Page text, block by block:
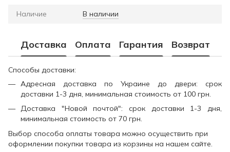
Наличие В наличии
Доставка Оплата Гарантия Возврат
Способы доставки:
Адресная доставка по Украине до двери: срок
доставки 1-3 дня, минимальная стоимость от 100 грн.
Доставка "Новой почтой": срок доставки 1-3 дня,
минимальная стоимость от 70 грн.
Выбор способа оплаты товара можно осуществить при
оформлении покупки товара из корзины на нашем сайте.